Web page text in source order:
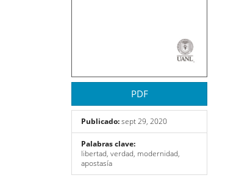
PDF
Publicado:sept 29, 2020
Palabras clave:
libertad, verdad, modernidad,
apostasía